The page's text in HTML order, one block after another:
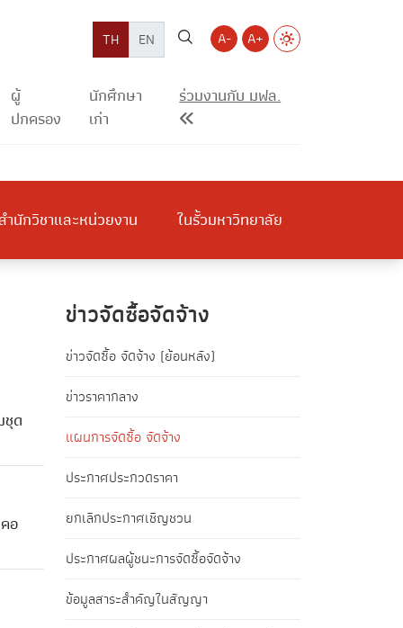
TH EN A- A+
ผู้
ปกครอง
นักศึกษา
เก่า
ร่วมงานกับ มฟล.
ำนักวิชาและหน่วยงาน ในรั้วมหาวิทยาลัย
ชุด
อ
ข่าวจัดซื้อจัดจ้าง
ข่าวจัดซื้อ จัดจ้าง (ย้อนหลัง)
ข่าวราคากลาง
แผนการจัดซื้อ จัดจ้าง
ประกาศประกวดราคา
ยกเลิกประกาศเชิญชวน
ประกาศผลผู้ชนะการจัดซื้อจัดจ้าง
ข้อมูลสาระสำคัญในสัญญา